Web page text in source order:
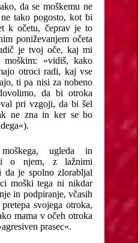
da se moškemu ne
tako pogosto, kot bi
k očetu, čeprav je to
poniževanjem očeta
je tvoj oče, kaj mi
»vidiš, kako
otroci radi, kaj vse
ti pa nisi za nobeno
da bi otroka
pri vzgoji, da bi šel
ne zna in ker se bo
ugleda in
o njem, z lažnimi
da je spolno zlorabljal
moški tega ni nikdar
in podpiranje, včasih
svojega otroka,
mama v očeh otroka
prasec«.